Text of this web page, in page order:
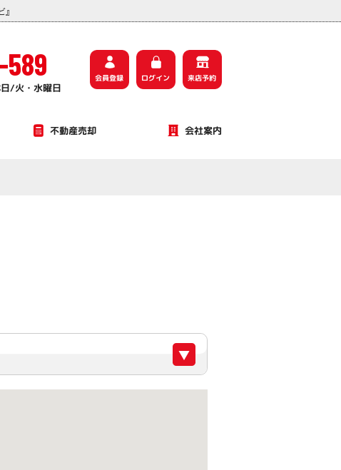
/火・水曜日
会員登録 ログイン 来店予約
不動産売却 会社案内